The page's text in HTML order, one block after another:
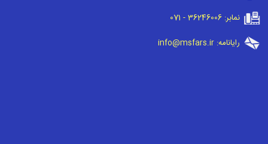
نمابر:071 - 36246006
رایانامه:info@msfars.ir